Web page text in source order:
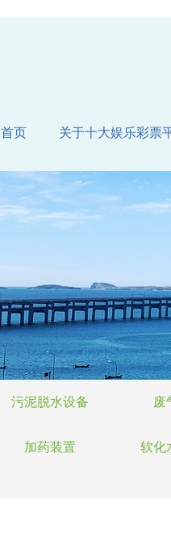
首页 关于十大娱乐彩票
污泥脱水设备 废
加药装置 软化